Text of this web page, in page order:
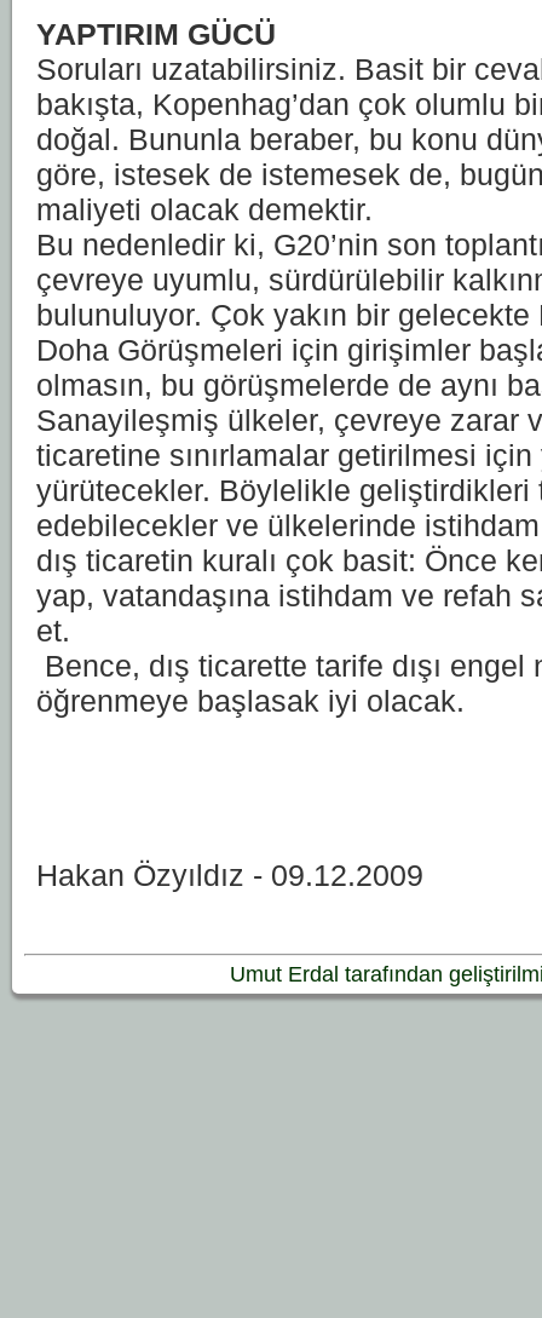
YAPTIRIM GÜCÜ
Soruları uzatabilirsiniz. Basit bir
bakışta, Kopenhag’dan çok olumlu
doğal. Bununla beraber, bu konu
göre, istesek de istemesek de,
maliyeti olacak demektir.
Bu nedenledir ki, G20’nin son
çevreye uyumlu, sürdürülebilir
bulunuluyor. Çok yakın bir
Doha Görüşmeleri için girişimler
olmasın, bu görüşmelerde de aynı
Sanayileşmiş ülkeler, çevreye zarar
ticaretine sınırlamalar getirilmesi
yürütecekler. Böylelikle geliştirdikleri
edebilecekler ve ülkelerinde
dış ticaretin kuralı çok basit: Önce
yap, vatandaşına istihdam ve refah
et.
Bence, dış ticarette tarife dışı
öğrenmeye başlasak iyi olacak.
Hakan Özyıldız - 09.12.2009
Umut Erdal tarafından